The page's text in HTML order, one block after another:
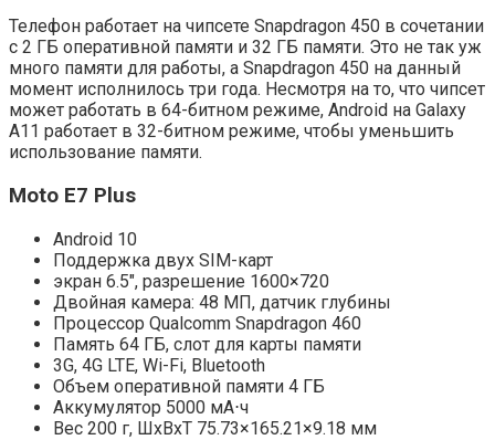
Телефон работает на чипсете Snapdragon 450 в сочетании
с 2 ГБ оперативной памяти и 32 ГБ памяти. Это не так уж
много памяти для работы, а Snapdragon 450 на данный
момент исполнилось три года. Несмотря на то, что чипсет
может работать в 64-битном режиме, Android на Galaxy
A11 работает в 32-битном режиме, чтобы уменьшить
использование памяти.
Moto E7 Plus
Android 10
Поддержка двух SIM-карт
экран 6.5″, разрешение 1600×720
Двойная камера: 48 МП, датчик глубины
Процессор Qualcomm Snapdragon 460
Память 64 ГБ, слот для карты памяти
3G, 4G LTE, Wi-Fi, Bluetooth
Объем оперативной памяти 4 ГБ
Аккумулятор 5000 мА⋅ч
Вес 200 г, ШxВxТ 75.73×165.21×9.18 мм